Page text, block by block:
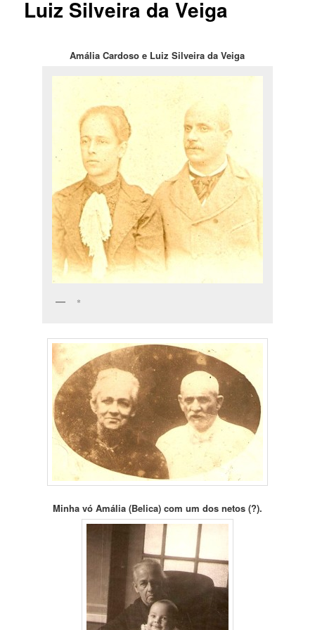
Luiz Silveira da Veiga
Amália Cardoso e Luiz Silveira da Veiga
*
Minha vó Amália (Belica) com um dos netos (?).